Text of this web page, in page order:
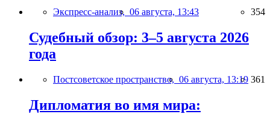
Экспресс-анализ, 06 августа, 13:43 354
Судебный обзор: 3–5 августа 2026
года
Постсоветское пространство, 06 августа, 13:19 361
Дипломатия во имя мира: